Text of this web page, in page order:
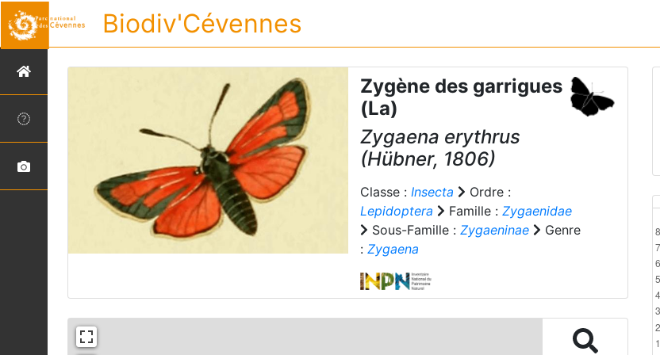
Biodiv'Cévennes
Zygène des garrigues
(La)
Zygaena erythrus
(Hübner, 1806)
Classe : Insecta
Ordre :
Lepidoptera
Famille : Zygaenidae
Sous-Famille : Zygaeninae
Genre
: Zygaena